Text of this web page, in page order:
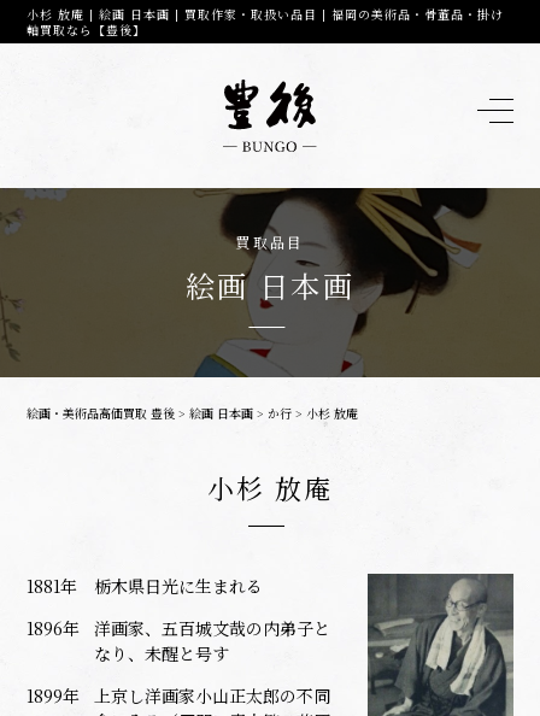
小杉 放庵 | 絵画 日本画 | 買取作家・取扱い品目 | 福岡の美術品・骨董品・掛け
軸買取なら【豊後】
買取品目
絵画 日本画
絵画・美術品高価買取 豊後 >絵画 日本画 > か行 > 小杉 放庵
小杉 放庵
1881年
栃木県日光に生まれる
1896年
洋画家、五百城文哉の内弟子と
なり、未醒と号す
1899年
上京し洋画家小山正太郎の不同